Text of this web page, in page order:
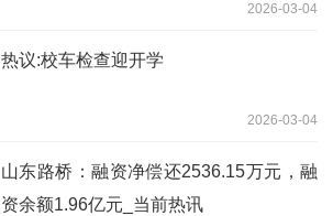
2026-03-04
热议:校车检查迎开学
2026-03-04
山东路桥：融资净偿还2536.15万元，融
资余额1.96亿元_当前热讯